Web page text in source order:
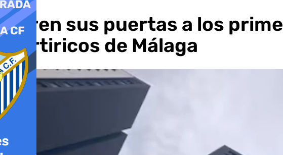
Abren sus puertas a los
Martiricos de Málaga